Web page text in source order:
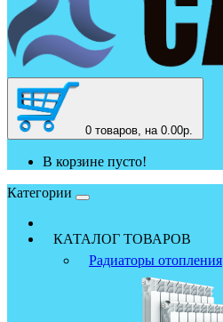
0 товаров, на 0.00р.
В корзине пусто!
Категории
КАТАЛОГ ТОВАРОВ
Радиаторы отопления